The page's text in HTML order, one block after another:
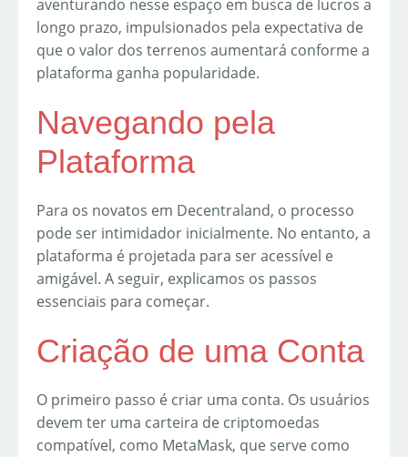
aventurando nesse espaço em busca de lucros a
longo prazo, impulsionados pela expectativa de
que o valor dos terrenos aumentará conforme a
plataforma ganha popularidade.
Navegando pela
Plataforma
Para os novatos em Decentraland, o processo
pode ser intimidador inicialmente. No entanto, a
plataforma é projetada para ser acessível e
amigável. A seguir, explicamos os passos
essenciais para começar.
Criação de uma Conta
O primeiro passo é criar uma conta. Os usuários
devem ter uma carteira de criptomoedas
compatível, como MetaMask, que serve como